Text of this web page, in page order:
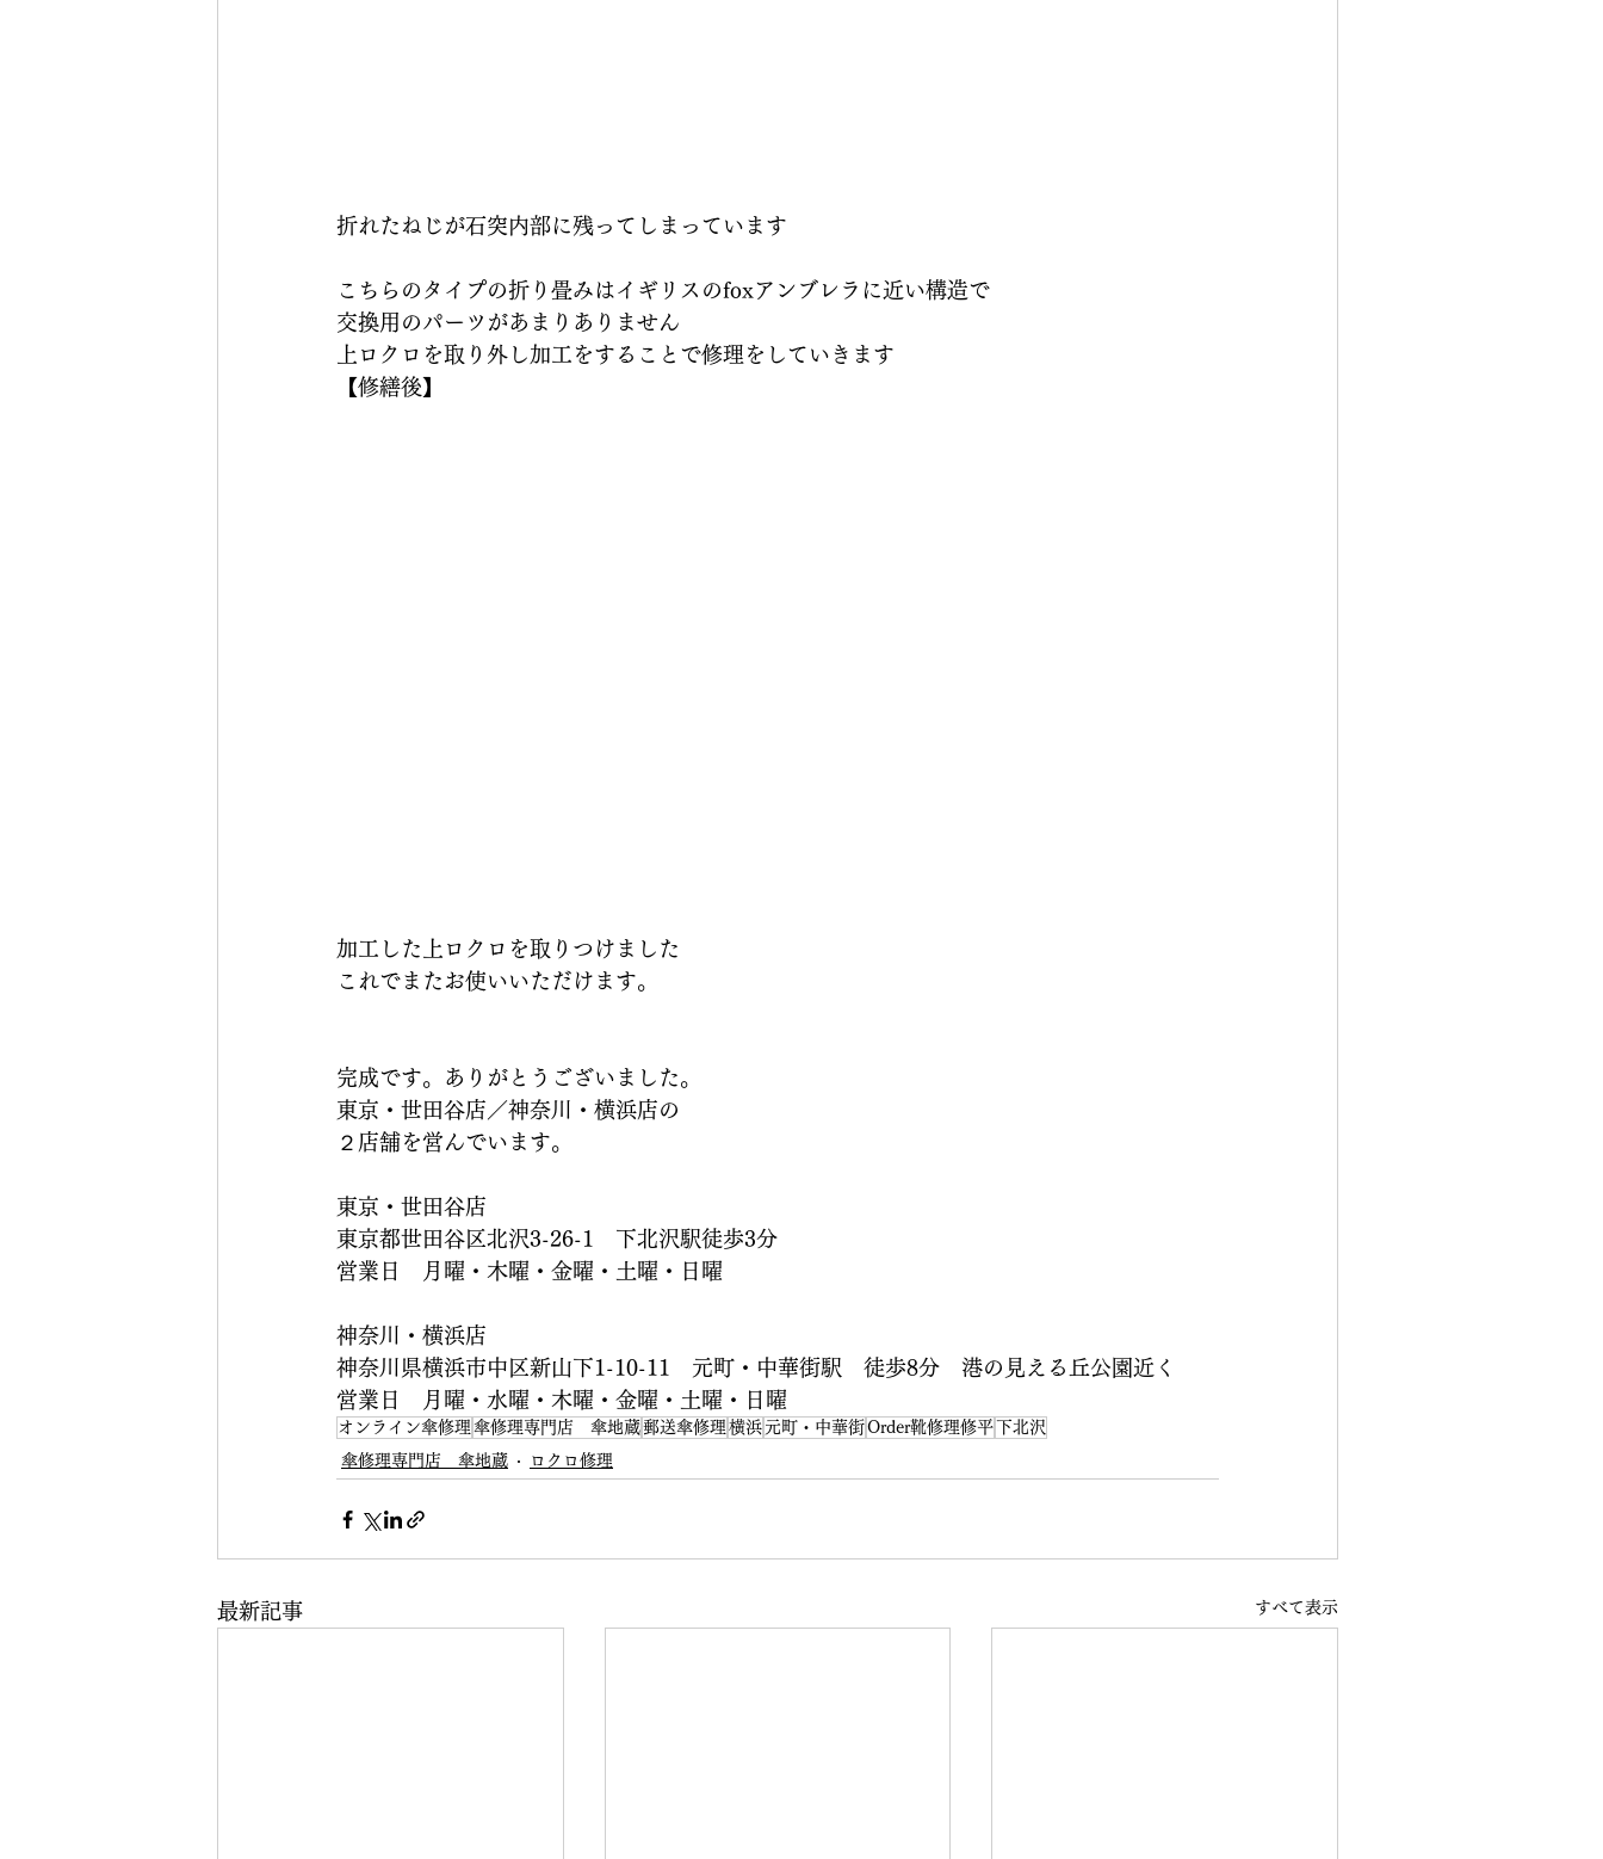
折れたねじが石突内部に残ってしまっています
こちらのタイプの折り畳みはイギリスのfoxアンブレラに近い構造で
交換用のパーツがあまりありません
上ロクロを取り外し加工をすることで修理をしていきます
【修繕後】
加工した上ロクロを取りつけました
これでまたお使いいただけます。
完成です。ありがとうございました。
東京・世田谷店／神奈川・横浜店の
２店舗を営んでいます。
東京・世田谷店
東京都世田谷区北沢3-26-1　下北沢駅徒歩3分
営業日　月曜・木曜・金曜・土曜・日曜
神奈川・横浜店
神奈川県横浜市中区新山下1-10-11　元町・中華街駅　徒歩8分　港の見える丘公園近く
営業日　月曜・水曜・木曜・金曜・土曜・日曜
オンライン傘修理 傘修理専門店 傘地蔵郵送傘修理 横浜 元町・中華街Order靴修理修平 下北沢
傘修理専門店 傘地蔵
ロクロ修理
最新記事 すべて表示